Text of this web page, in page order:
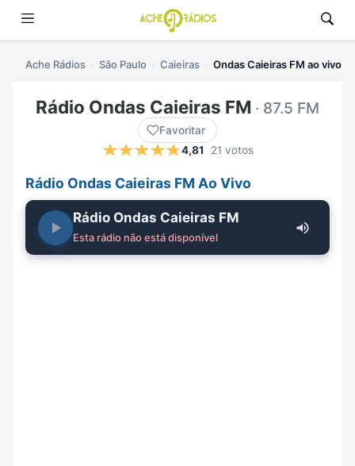
Ache Rádios São Paulo Caieiras Ondas Caieiras FM ao vivo
Rádio Ondas Caieiras FM · 87.5 FM
Favoritar
4,81
21 votos
Rádio Ondas Caieiras FM Ao Vivo
Rádio Ondas Caieiras FM
Esta rádio não está disponível